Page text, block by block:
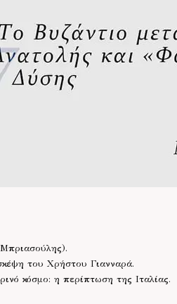
του Χρήστου Γιανναρά.
κόσμο: η περίπτωση της Ιταλίας.